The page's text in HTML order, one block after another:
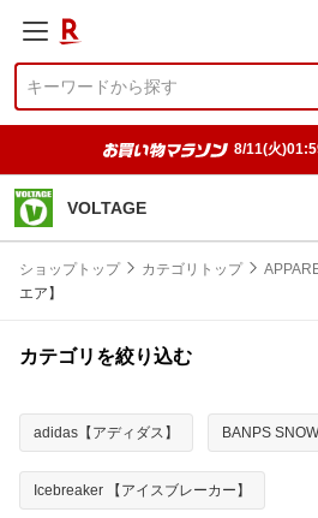
8/11(火
VOLTAGE
ショップトップ カテゴリトップ
エア】
カテゴリを絞り込む
adidas【アディダス】 BANPS
Icebreaker 【アイスブレーカー】